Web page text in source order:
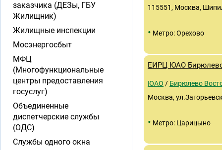
115551, Москва,
• Метро: Орехово
ЕИРЦ ЮАО
ЮАО / Бирюлево
Москва,
• Метро: Царицыно
заказчика (ДЕЗы, ГБУ
Жилищник)
Жилищные инспекции
Мосэнергосбыт
МФЦ
(Многофункциональные
центры предоставления
госуслуг)
Объединенные
диспетчерские службы
(ОДС)
Службы одного окна